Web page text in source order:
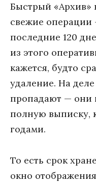
Быстрый «Архив»
свежие операции
последние 120
из этого
кажется, будто
удаление. На
пропадают — они
полную выписку,
годами.
То есть срок
окно